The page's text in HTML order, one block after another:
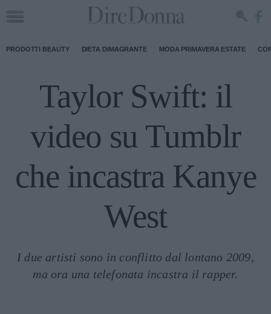
PRODOTTI BEAUTY DIETA DIMAGRANTE MODA PRIMAVERA ESTATE
Taylor Swift: il
video su Tumblr
che incastra Kanye
West
I due artisti sono in conflitto dal lontano 2009,
ma ora una telefonata incastra il rapper.